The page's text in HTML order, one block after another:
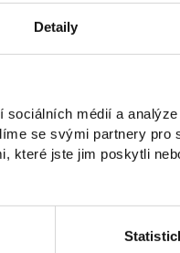
Detaily
médií a
se svými partnery pro
které jste jim poskytli
ĎÁBEL NOSÍ